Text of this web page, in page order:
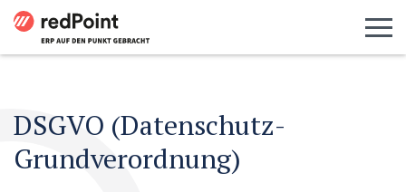
DSGVO (Datenschutz-
Grundverordnung)